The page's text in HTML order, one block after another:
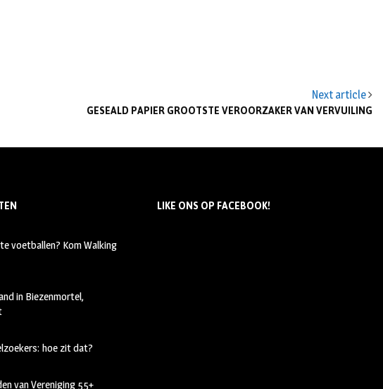
Next article
GESEALD PAPIER GROOTSTE VEROORZAKER VAN VERVUILING
voetballen? Kom Walking
in Biezenmortel,
hoe zit dat?
van Vereniging 55+
LIKE ONS OP FACEBOOK!